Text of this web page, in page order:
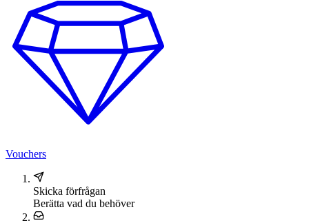
Vouchers
Skicka förfrågan
Berätta vad du behöver